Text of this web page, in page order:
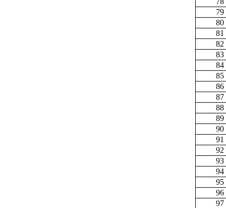
79
80
81
82
83
84
85
86
87
88
89
90
91
92
93
94
95
96
97